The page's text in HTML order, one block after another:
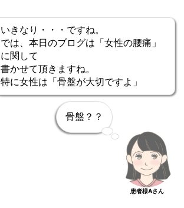
いきなり・・・ですね。
では、本日のブログは「女性の腰痛」
に関して
書かせて頂きますね。
特に女性は「骨盤が大切ですよ」
骨盤？？
患者様Aさん